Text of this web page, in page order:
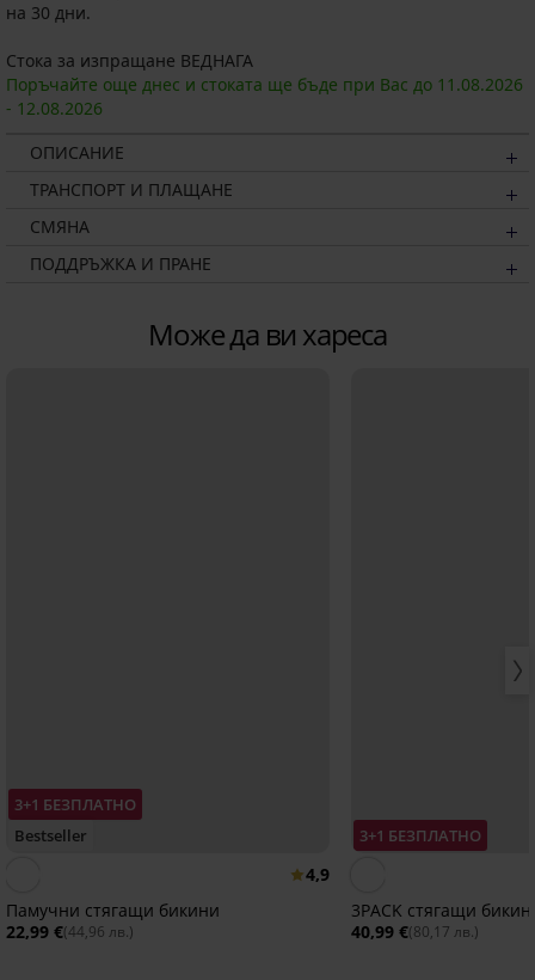
на 30 дни.
Стока за изпращане ВЕДНАГА
Поръчайте още днес и стоката ще бъде при Вас до 11.08.2026
- 12.08.2026
ОПИСАНИЕ
ТРАНСПОРТ И ПЛАЩАНЕ
СМЯНА
ПОДДРЪЖКА И ПРАНЕ
Може да ви хареса
3+1 БЕЗПЛАТНО
Bestseller
4,9
Памучни стягащи бикини
22,99 €(44,96 лв.)
3+1 БЕЗПЛАТНО
3PACK стягащи
40,99 €(80,17 лв.)